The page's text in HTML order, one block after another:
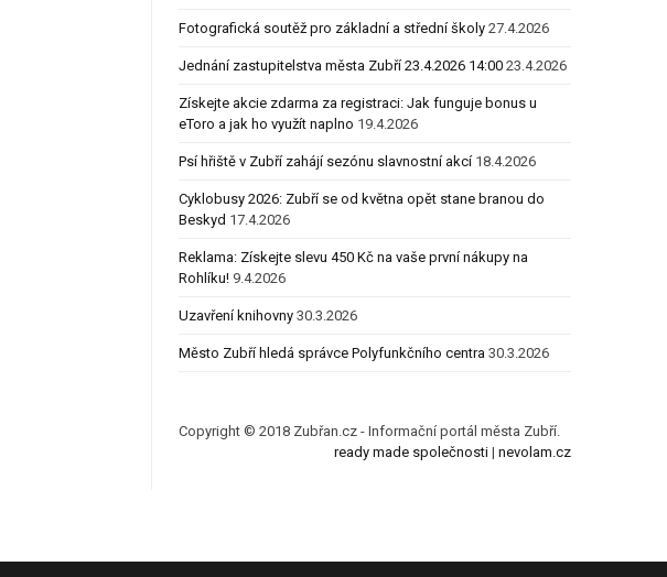
Fotografická soutěž pro základní a střední školy 27.4.2026
Jednání zastupitelstva města Zubří 23.4.2026 14:00 23.4.2026
Získejte akcie zdarma za registraci: Jak funguje bonus u
eToro a jak ho využít naplno 19.4.2026
Psí hřiště v Zubří zahájí sezónu slavnostní akcí 18.4.2026
Cyklobusy 2026: Zubří se od května opět stane branou do
Beskyd 17.4.2026
Reklama: Získejte slevu 450 Kč na vaše první nákupy na
Rohlíku! 9.4.2026
Uzavření knihovny 30.3.2026
Město Zubří hledá správce Polyfunkčního centra 30.3.2026
Copyright © 2018 Zubřan.cz - Informační portál města Zubří.
ready made společnosti| nevolam.cz